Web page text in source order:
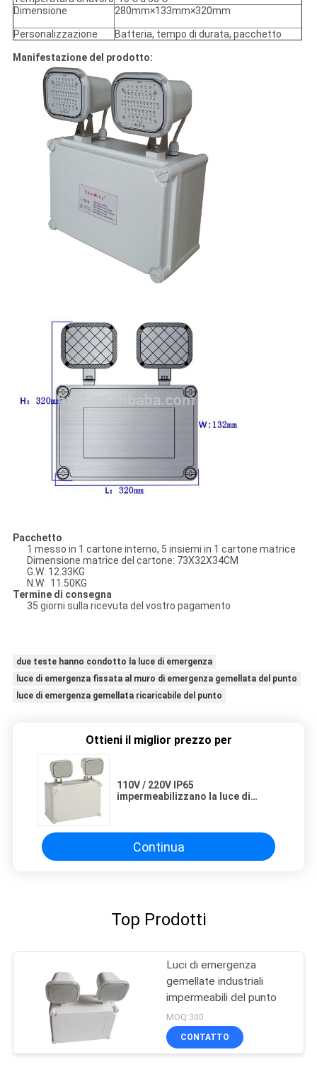
Dimensione
280mm×133mm×320mm
Personalizzazione Batteria, tempo di durata, pacchetto
Manifestazione del prodotto:
Pacchetto
1 messo in 1 cartone interno, 5 insiemi in 1 cartone matrice
Dimensione matrice del cartone: 73X32X34CM
G.W: 12.33KG
N.W: 11.50KG
Termine di consegna
35 giorni sulla ricevuta del vostro pagamento
due teste hanno condotto la luce di emergenza
luce di emergenza fissata al muro di emergenza gemellata del punto
luce di emergenza gemellata ricaricabile del punto
Ottieni il miglior prezzo per
110V / 220V IP65
impermeabilizzano la luce di
Continua
Top Prodotti
Luci di emergenza
gemellate industriali
impermeabili del punto
MOQ:300
CONTATTO